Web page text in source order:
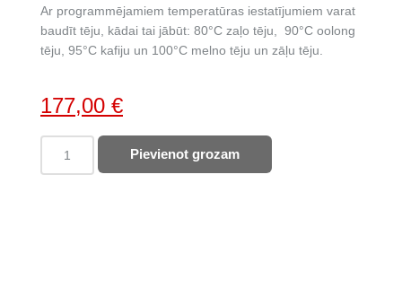
Ar programmējamiem temperatūras iestatījumiem varat
baudīt tēju, kādai tai jābūt: 80°C zaļo tēju, 90°C oolong
tēju, 95°C kafiju un 100°C melno tēju un zāļu tēju.
Original
price
was:
177,00 €Current
price
is:
tējkanna
Pievienot grozam